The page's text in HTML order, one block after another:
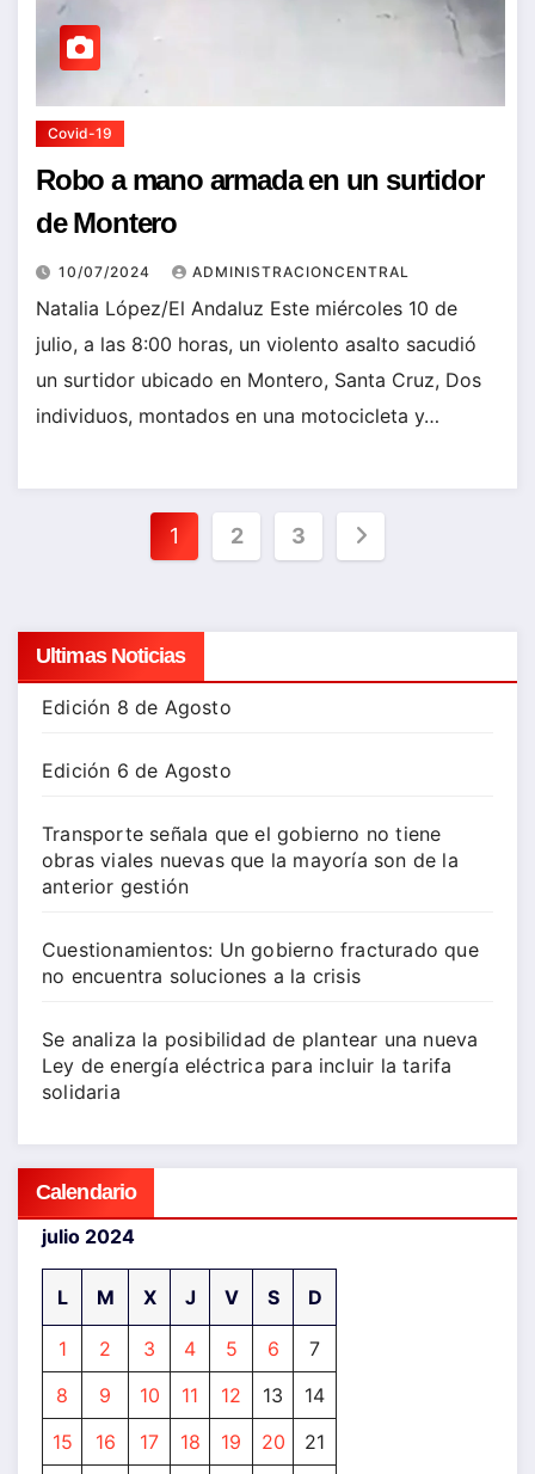
Covid-19
Robo a mano armada en un surtidor
de Montero
10/07/2024 ADMINISTRACIONCENTRAL
Natalia López/El Andaluz Este miércoles 10 de
julio, a las 8:00 horas, un violento asalto sacudió
un surtidor ubicado en Montero, Santa Cruz, Dos
individuos, montados en una motocicleta y…
Paginación
entradas
1 2 3
Ultimas Noticias
Edición 8 de Agosto
Edición 6 de Agosto
Transporte señala que el gobierno no tiene
obras viales nuevas que la mayoría son de la
anterior gestión
Cuestionamientos: Un gobierno fracturado que
no encuentra soluciones a la crisis
Se analiza la posibilidad de plantear una nueva
Ley de energía eléctrica para incluir la tarifa
solidaria
Calendario
julio 2024
L M X J V S D
1 2 3 4 5 6
7
8
9 10 11 12 13
14
15
16 17 18 19 20
21